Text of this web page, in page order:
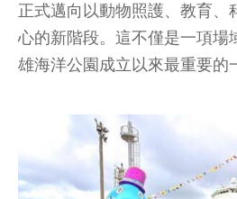
正式邁向以動物照護、教育、
心的新階段。這不僅是一項場
雄海洋公園成立以來最重要的